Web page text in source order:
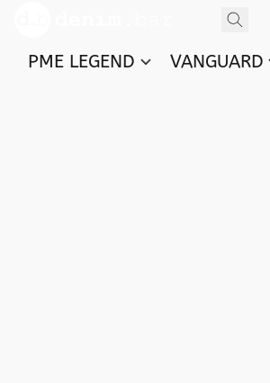
PME LEGEND VANGUARD